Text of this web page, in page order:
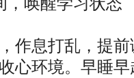
作息打乱，提
心环境。早睡